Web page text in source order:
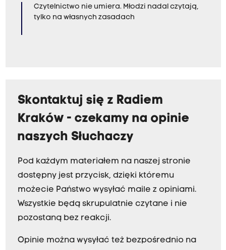
Czytelnictwo nie umiera. Młodzi nadal czytają,
tylko na własnych zasadach
Skontaktuj się z Radiem
Kraków - czekamy na opinie
naszych Słuchaczy
Pod każdym materiałem na naszej stronie
dostępny jest przycisk, dzięki któremu
możecie Państwo wysyłać maile z opiniami.
Wszystkie będą skrupulatnie czytane i nie
pozostaną bez reakcji.
Opinie można wysyłać też bezpośrednio na